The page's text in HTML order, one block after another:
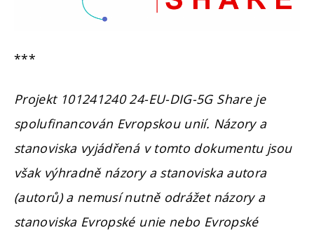
***
Projekt 101241240 24-EU-DIG-5G Share je
spolufinancován Evropskou unií. Názory a
stanoviska vyjádřená v tomto dokumentu jsou
však výhradně názory a stanoviska autora
(autorů) a nemusí nutně odrážet názory a
stanoviska Evropské unie nebo Evropské